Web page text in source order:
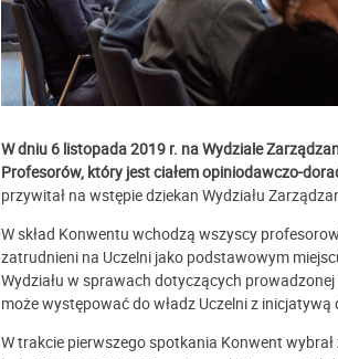
W dniu 6 listopada 2019 r. na Wydziale
Profesorów, który jest ciałem opiniodawczo-
przywitał na wstępie dziekan Wydziału
W skład Konwentu wchodzą wszyscy
zatrudnieni na Uczelni jako podstawowym
Wydziału w sprawach dotyczących
może występować do władz Uczelni z
W trakcie pierwszego spotkania Konwent